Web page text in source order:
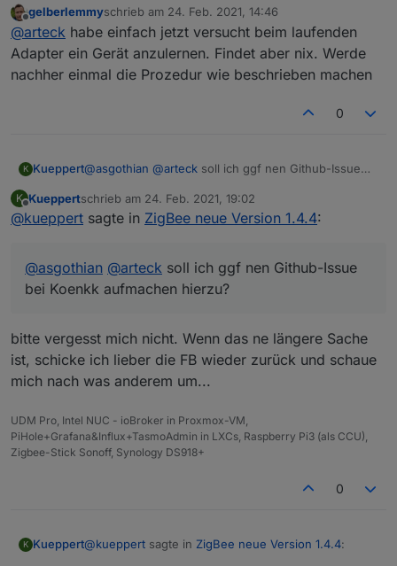
@Ilya : man kann externe konverter einbinmden für DIY
Geräte
auch ein Button in den Objecten dazugekommen
sind
@ Asgothianautomatisches Löschen nicht gebrauchter
so uns nu lassen die Spiele beginnen
da es hier zu vielen Fragen kommt
ALLE Geräte erstmal mit einer Link Quality von 10 in der
(Router) geht die Link Quality auf das was das Gerät
lifert. bleibt die Link Quality auf 10 meldet sich das Gerät
nicht, dass kann mehre Stunden dauern..also Geduld
diebatteriebenen Geräte.. diese müssen sich erst
melden. das dauert da sich diese selten Melden vor
allem Aqara bzw. Xiaomi .. man kann es selbst antrigern
die richtige Link Quality..
Offline
gelberlemmyschrieb am 24. Feb. 2021, 14:46
zuletzt editiert von
@arteck habe einfach jetzt versucht beim laufenden
Adapter ein Gerät anzulernen. Findet aber nix. Werde
nachher einmal die Prozedur wie beschrieben machen
0
K Kueppert@asgothian @arteck soll ich ggf nen Github-Issue
K
Offline
Kueppertschrieb am 24. Feb. 2021, 19:02
zuletzt editiert von
@kueppert sagte in ZigBee neue Version 1.4.4:
@asgothian @arteck soll ich ggf nen Github-Issue
bei Koenkk aufmachen hierzu?
bitte vergesst mich nicht. Wenn das ne längere Sache
ist, schicke ich lieber die FB wieder zurück und schaue
mich nach was anderem um...
UDM Pro, Intel NUC - ioBroker in Proxmox-VM,
PiHole+Grafana&Influx+TasmoAdmin in LXCs, Raspberry Pi3 (als CCU),
Zigbee-Stick Sonoff, Synology DS918+
0
K Kueppert@kueppert sagte in ZigBee neue Version 1.4.4: